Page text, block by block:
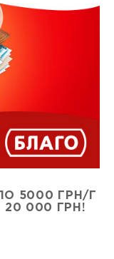
5000 ГРН/Г
000 ГРН!